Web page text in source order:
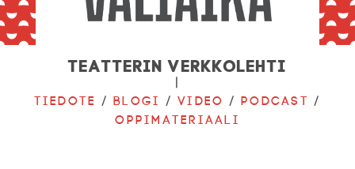
Teatterin verkkolehti
|
Tiedote /Blogi /Video /Podcast /
Oppimateriaali